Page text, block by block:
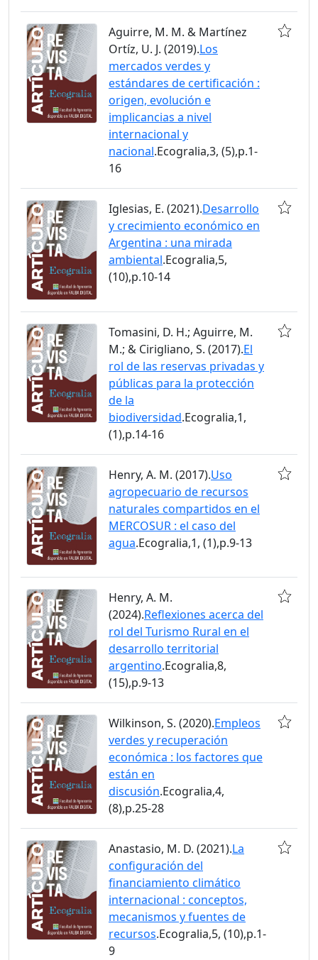
Aguirre, M. M. & Martínez
Ortíz, U. J. (2019).Los
mercados verdes y
estándares de certificación :
origen, evolución e
implicancias a nivel
internacional y
nacional.Ecogralia,3, (5),p.1-
16
Iglesias, E. (2021).Desarrollo
y crecimiento económico en
Argentina : una mirada
ambiental.Ecogralia,5,
(10),p.10-14
Tomasini, D. H.; Aguirre, M.
M.; & Cirigliano, S. (2017).El
rol de las reservas privadas y
públicas para la protección
de la
biodiversidad.Ecogralia,1,
(1),p.14-16
Henry, A. M. (2017).Uso
agropecuario de recursos
naturales compartidos en el
MERCOSUR : el caso del
agua.Ecogralia,1, (1),p.9-13
Henry, A. M.
(2024).Reflexiones acerca del
rol del Turismo Rural en el
desarrollo territorial
argentino.Ecogralia,8,
(15),p.9-13
Wilkinson, S. (2020).Empleos
verdes y recuperación
económica : los factores que
están en
discusión.Ecogralia,4,
(8),p.25-28
Anastasio, M. D. (2021).La
configuración del
financiamiento climático
internacional : conceptos,
mecanismos y fuentes de
recursos.Ecogralia,5, (10),p.1-
9